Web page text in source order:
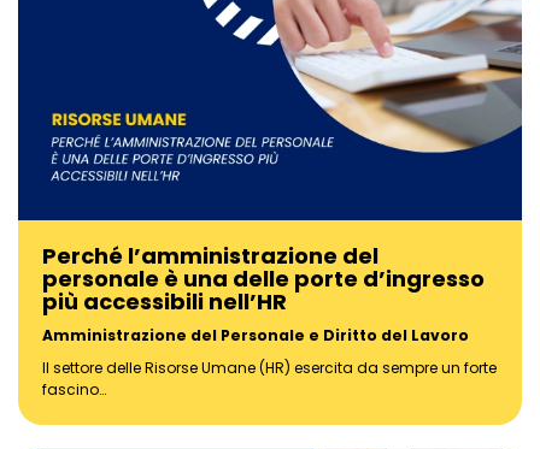
Perché l’amministrazione del
personale è una delle porte d’ingresso
più accessibili nell’HR
Amministrazione del Personale e Diritto del Lavoro
Il settore delle Risorse Umane (HR) esercita da sempre un forte
fascino…